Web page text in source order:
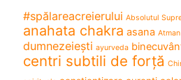
#spălareacreierului Absolutul
anahata chakra asana Atman
dumnezeiești ayurveda
centri subtili de forță